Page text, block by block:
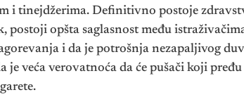
i tinejdžerima. Definitivno postoje
postoji opšta saglasnost među
i da je potrošnja nezapaljivog
je veća verovatnoća da će pušači koji